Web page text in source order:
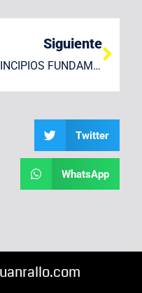
Siguiente
PRINCIPIOS FUNDAMENTALES DEL ENTRENAMIENTO
Twitter
WhatsApp